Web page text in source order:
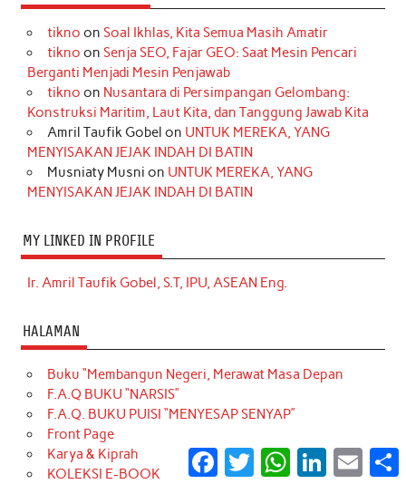
tikno on Soal Ikhlas, Kita Semua Masih Amatir
tikno on Senja SEO, Fajar GEO: Saat Mesin Pencari
Berganti Menjadi Mesin Penjawab
tikno on Nusantara di Persimpangan Gelombang:
Konstruksi Maritim, Laut Kita, dan Tanggung Jawab Kita
Amril Taufik Gobel on UNTUK MEREKA, YANG
MENYISAKAN JEJAK INDAH DI BATIN
Musniaty Musni on UNTUK MEREKA, YANG
MENYISAKAN JEJAK INDAH DI BATIN
MY LINKED IN PROFILE
Ir. Amril Taufik Gobel, S.T, IPU, ASEAN Eng.
HALAMAN
Buku “Membangun Negeri, Merawat Masa Depan
F.A.Q BUKU “NARSIS”
F.A.Q. BUKU PUISI “MENYESAP SENYAP”
Front Page
Karya & Kiprah
KOLEKSI E-BOOK
Facebook
Twitter WhatsApp
LinkedInEmail